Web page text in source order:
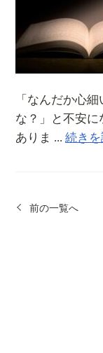
「なんだか心
な？」と不安
ありま ...続き
前の一覧へ